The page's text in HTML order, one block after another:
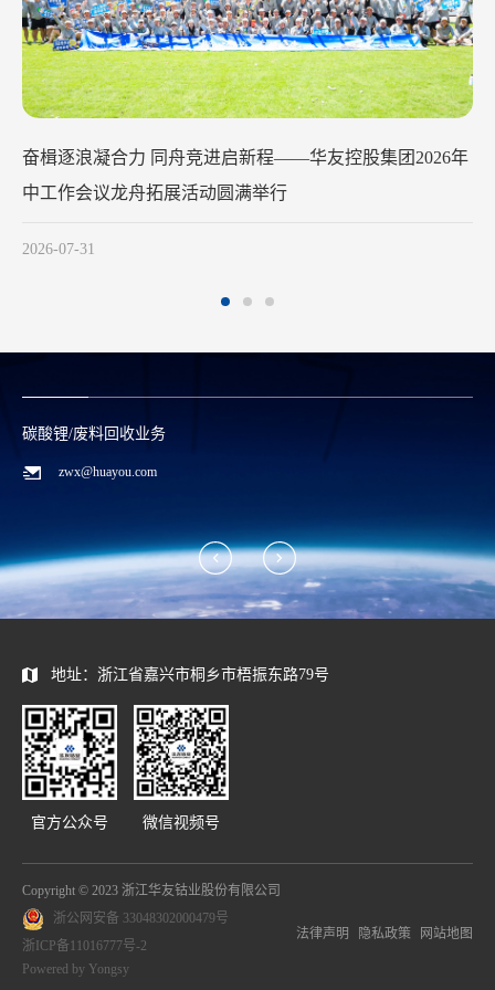
华友钴业2026年中工作会议在苏州
碳酸锂/废料回收业务
zwx@huayou.com
地址：浙江省嘉兴市桐乡市梧振东路79号
官方公众号 微信视频号
Copyright © 2023 浙江华友钴业股份有限公司
浙公网安备 33048302000479号
浙ICP备11016777号-2
Powered by Yongsy
法律声明 隐私政策 网站地图